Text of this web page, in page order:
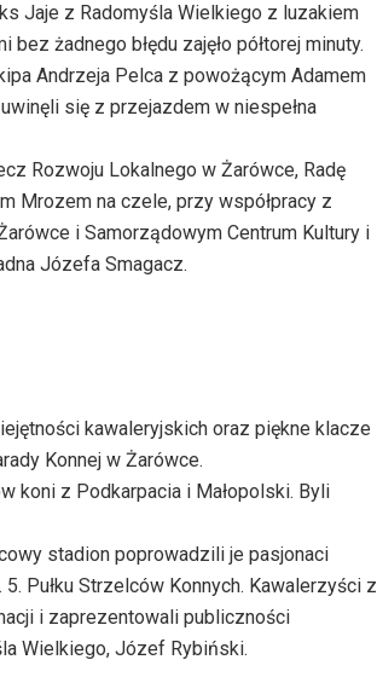
Jaje z Radomyśla Wielkiego z luzakiem
żadnego błędu zajęło półtorej minuty.
Andrzeja Pelca z powożącym Adamem
się z przejazdem w niespełna
Rozwoju Lokalnego w Żarówce, Radę
Mrozem na czele, przy współpracy z
i Samorządowym Centrum Kultury i
Józefa Smagacz.
kawaleryjskich oraz piękne klacze
Konnej w Żarówce.
koni z Podkarpacia i Małopolski. Byli
stadion poprowadzili je pasjonaci
Pułku Strzelców Konnych. Kawalerzyści z
i zaprezentowali publiczności
Wielkiego, Józef Rybiński.